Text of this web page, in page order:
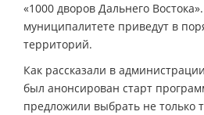
«1000 дворов Дальнего
муниципалитете приведут в
территорий.
Как рассказали в
был анонсирован старт
предложили выбрать не только